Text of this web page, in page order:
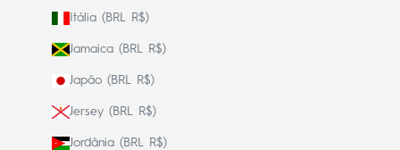
Itália (BRL R$)
Jamaica (BRL R$)
Japão (BRL R$)
Jersey (BRL R$)
Jordânia (BRL R$)